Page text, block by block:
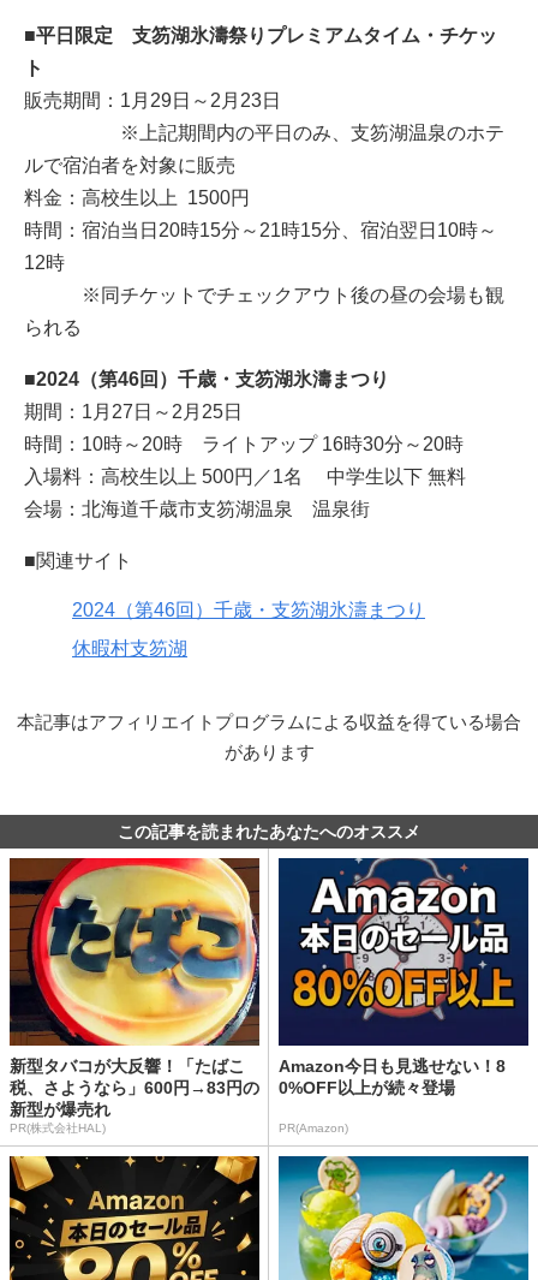
■平日限定 支笏湖氷濤祭りプレミアムタイム・チケッ
ト
販売期間：1月29日～2月23日
※上記期間内の平日のみ、支笏湖温泉のホテ
ルで宿泊者を対象に販売
料金：高校生以上 1500円
時間：宿泊当日20時15分～21時15分、宿泊翌日10時～
12時
※同チケットでチェックアウト後の昼の会場も観
られる
■2024（第46回）千歳・支笏湖氷濤まつり
期間：1月27日～2月25日
時間：10時～20時 ライトアップ 16時30分～20時
入場料：高校生以上 500円／1名 中学生以下 無料
会場：北海道千歳市支笏湖温泉 温泉街
■関連サイト
2024（第46回）千歳・支笏湖氷濤まつり
休暇村支笏湖
本記事はアフィリエイトプログラムによる収益を得ている場合
があります
この記事を読まれたあなたへのオススメ
新型タバコが大反響！「たばこ
税、さようなら」600円→83円の
新型が爆売れ
PR(株式会社HAL)
Amazon今日も見逃せない！8
0%OFF以上が続々登場
PR(Amazon)